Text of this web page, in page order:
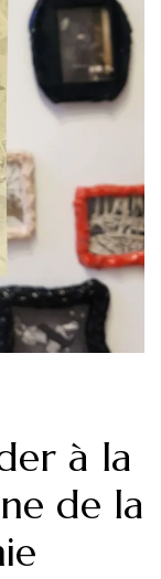
à la
de la